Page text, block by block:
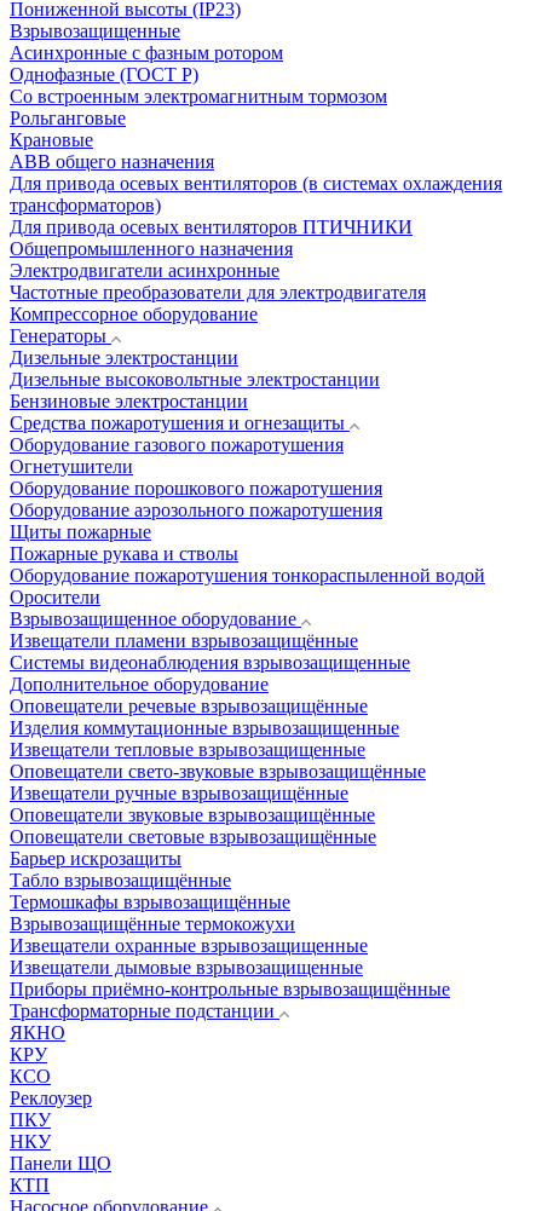
Пониженной высоты (IP23)
Взрывозащищенные
Асинхронные с фазным ротором
Однофазные (ГОСТ Р)
Со встроенным электромагнитным тормозом
Рольганговые
Крановые
АВВ общего назначения
Для привода осевых вентиляторов (в системах охлаждения
трансформаторов)
Для привода осевых вентиляторов ПТИЧНИКИ
Общепромышленного назначения
Электродвигатели асинхронные
Частотные преобразователи для электродвигателя
Компрессорное оборудование
Генераторы
Дизельные электростанции
Дизельные высоковольтные электростанции
Бензиновые электростанции
Средства пожаротушения и огнезащиты
Оборудование газового пожаротушения
Огнетушители
Оборудование порошкового пожаротушения
Оборудование аэрозольного пожаротушения
Щиты пожарные
Пожарные рукава и стволы
Оборудование пожаротушения тонкораспыленной водой
Оросители
Взрывозащищенное оборудование
Извещатели пламени взрывозащищённые
Системы видеонаблюдения взрывозащищенные
Дополнительное оборудование
Оповещатели речевые взрывозащищённые
Изделия коммутационные взрывозащищенные
Извещатели тепловые взрывозащищенные
Оповещатели свето-звуковые взрывозащищённые
Извещатели ручные взрывозащищённые
Оповещатели звуковые взрывозащищённые
Оповещатели световые взрывозащищённые
Барьер искрозащиты
Табло взрывозащищённые
Термошкафы взрывозащищённые
Взрывозащищённые термокожухи
Извещатели охранные взрывозащищенные
Извещатели дымовые взрывозащищенные
Приборы приёмно-контрольные взрывозащищённые
Трансформаторные подстанции
ЯКНО
КРУ
КСО
Реклоузер
ПКУ
НКУ
Панели ЩО
КТП
Насосное оборудование